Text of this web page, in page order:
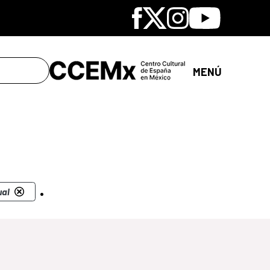
Facebook
X Instagram
Youtube
MENÚ
.